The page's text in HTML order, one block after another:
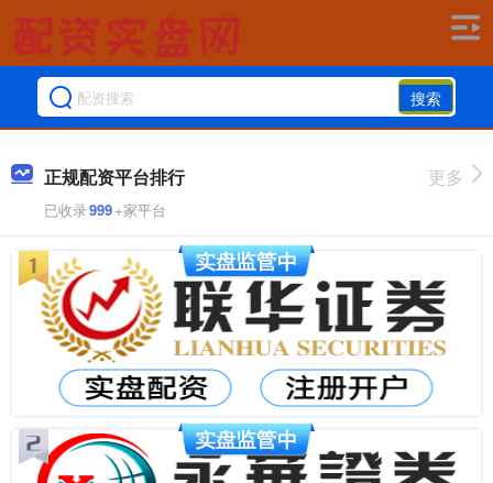
搜索
正规配资平台排行
已收录999+家平台
更多